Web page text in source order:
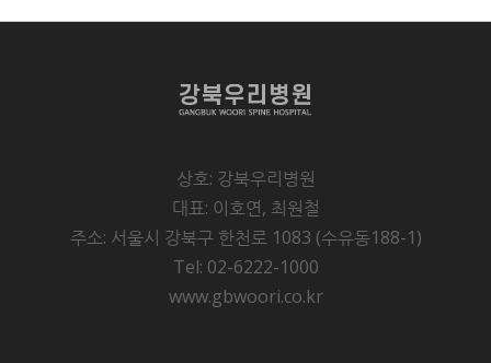
상호: 강북우리병원
대표: 이호연, 최원철
주소: 서울시 강북구 한천로 1083 (수유동188-1)
Tel: 02-6222-1000
www.gbwoori.co.kr